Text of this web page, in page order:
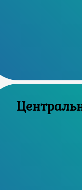
Центральний